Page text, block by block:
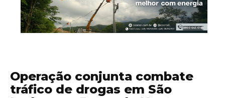
Operação conjunta combate
tráfico de drogas em São